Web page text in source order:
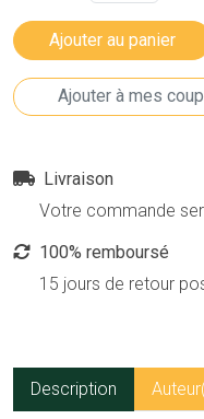
Livraison
Votre commande
100% remboursé
15 jours de retour
Description